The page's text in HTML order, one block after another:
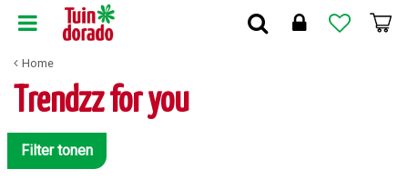
Home
Trendzz for you
Filter tonen